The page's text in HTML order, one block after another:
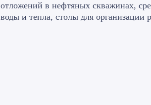
отложений в нефтяных скважинах,
воды и тепла, столы для организации